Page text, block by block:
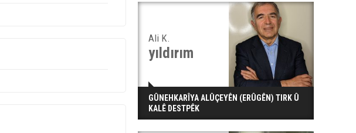
Ali K.
yıldırım
GÛNEHKARÎYA ALÛÇEYÊN (ERÛGÊN) TIRK Û
KALÊ DESTPÊK